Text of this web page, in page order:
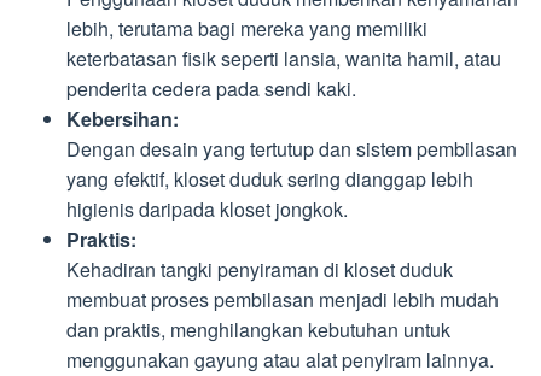
lebih, terutama bagi mereka yang memiliki
keterbatasan fisik seperti lansia, wanita hamil, atau
penderita cedera pada sendi kaki.
Kebersihan:
Dengan desain yang tertutup dan sistem pembilasan
yang efektif, kloset duduk sering dianggap lebih
higienis daripada kloset jongkok.
Praktis:
Kehadiran tangki penyiraman di kloset duduk
membuat proses pembilasan menjadi lebih mudah
dan praktis, menghilangkan kebutuhan untuk
menggunakan gayung atau alat penyiram lainnya.